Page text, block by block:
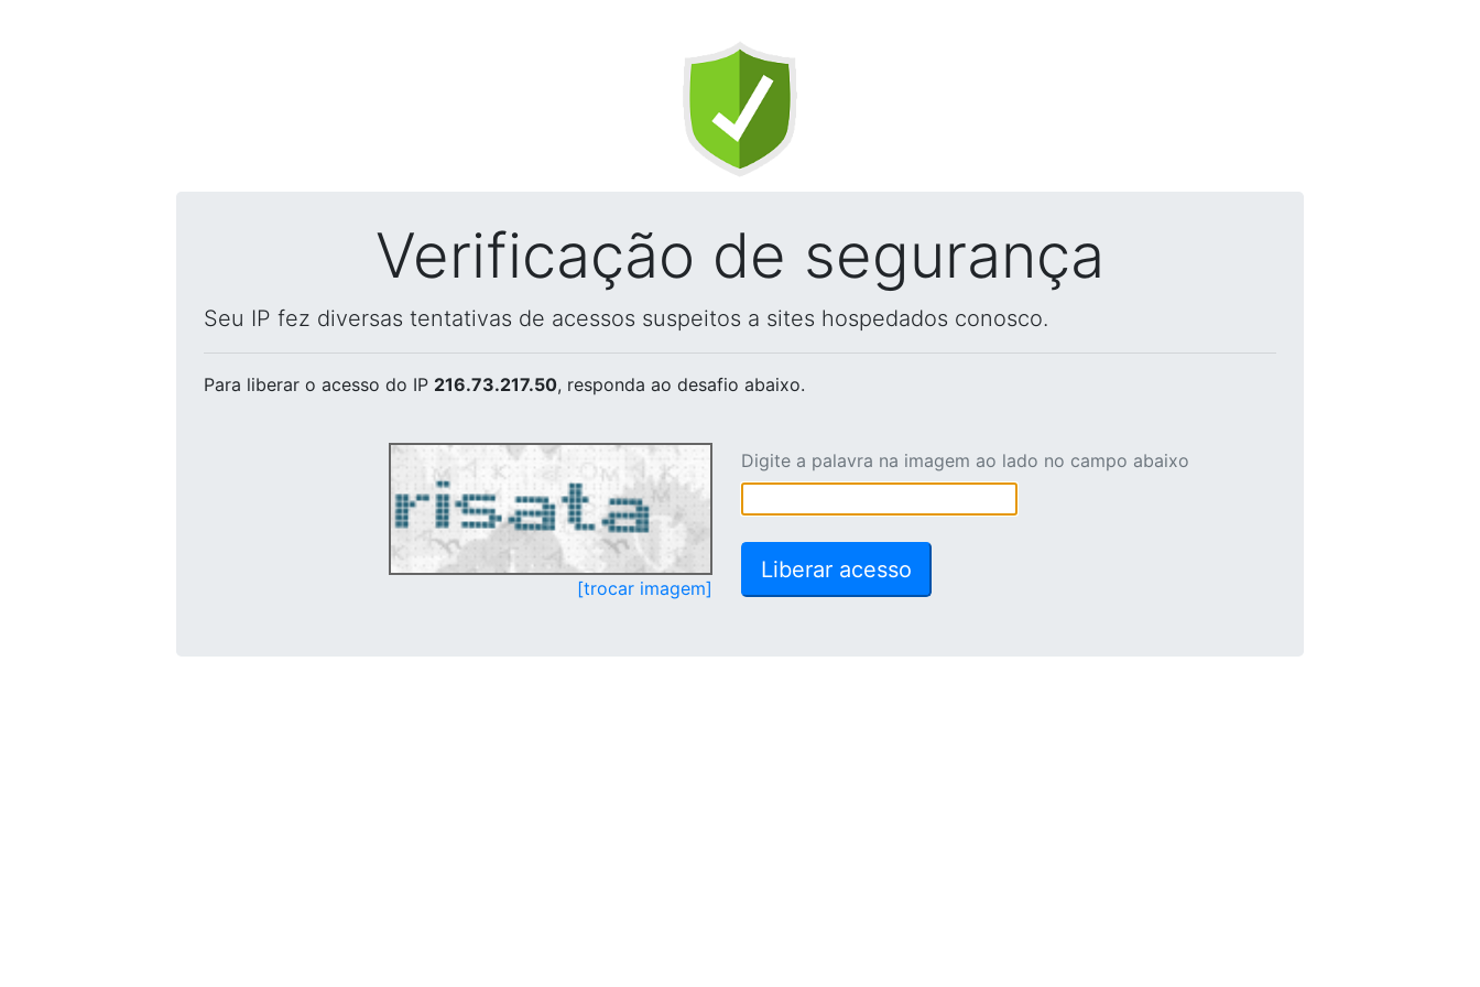
Verificação de segurança
Seu IP fez diversas tentativas de acessos suspeitos a sites hospedados conosco.
Para liberar o acesso do IP 216.73.217.50, responda ao desafio abaixo.
[trocar imagem]
Digite a palavra na imagem ao lado no campo abaixo